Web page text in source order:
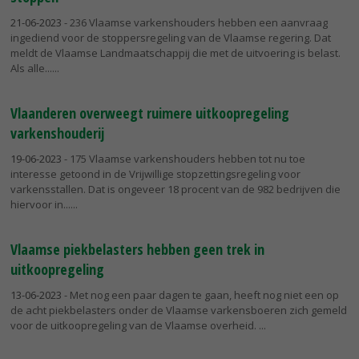
21-06-2023 - 236 Vlaamse varkenshouders hebben een aanvraag
ingediend voor de stoppersregeling van de Vlaamse regering. Dat
meldt de Vlaamse Landmaatschappij die met de uitvoering is belast.
Als alle...
Vlaanderen overweegt ruimere uitkoopregeling
varkenshouderij
19-06-2023 - 175 Vlaamse varkenshouders hebben tot nu toe
interesse getoond in de Vrijwillige stopzettingsregeling voor
varkensstallen. Dat is ongeveer 18 procent van de 982 bedrijven die
hiervoor in...
Vlaamse piekbelasters hebben geen trek in
uitkoopregeling
13-06-2023 - Met nog een paar dagen te gaan, heeft nog niet een op
de acht piekbelasters onder de Vlaamse varkensboeren zich gemeld
voor de uitkoopregeling van de Vlaamse overheid.